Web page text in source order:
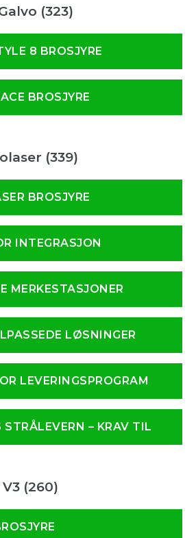
(323)
8 BROSJYRE
BROSJYRE
(339)
BROSJYRE
INTEGRASJON
MERKESTASJONER
LØSNINGER
LEVERINGSPROGRAM
STRÅLEVERN – KRAV TIL
(260)